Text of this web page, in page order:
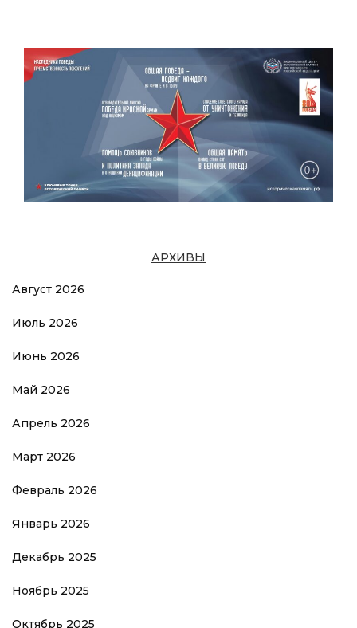
АРХИВЫ
Август 2026
Июль 2026
Июнь 2026
Май 2026
Апрель 2026
Март 2026
Февраль 2026
Январь 2026
Декабрь 2025
Ноябрь 2025
Октябрь 2025